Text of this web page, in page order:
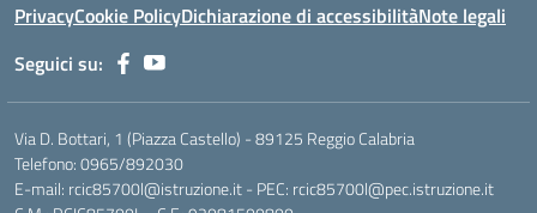
PrivacyCookie PolicyDichiarazione di accessibilitàNote legali
Seguici su:
Via D. Bottari, 1 (Piazza Castello) - 89125 Reggio Calabria
Telefono: 0965/892030
E-mail: rcic85700l@istruzione.it - PEC: rcic85700l@pec.istruzione.it